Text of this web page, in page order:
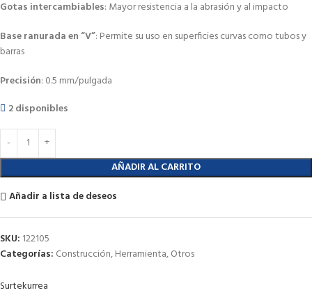
Gotas intercambiables: Mayor resistencia a la abrasión y al impacto
Base ranurada en “V”: Permite su uso en superficies curvas como tubos y
barras
Precisión: 0.5 mm/pulgada
2 disponibles
AÑADIR AL CARRITO
Añadir a lista de deseos
SKU: 122105
Categorías: Construcción,Herramienta,Otros
Surtekurrea